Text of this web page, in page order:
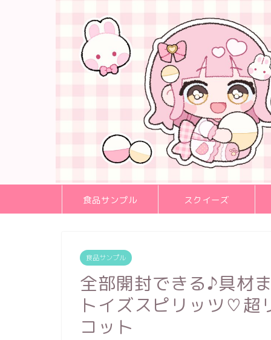
食品サンプル スクイーズ
食品サンプル
全部開封できる♪具材
トイズスピリッツ♡超
コット